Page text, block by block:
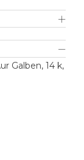
Galben, 14 k,